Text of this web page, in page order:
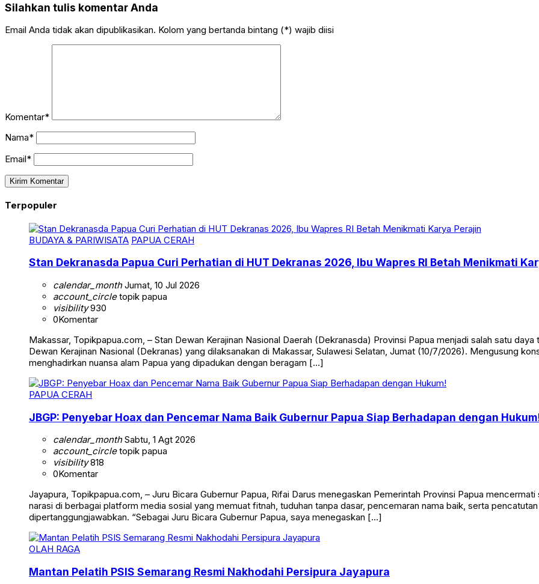
Silahkan tulis komentar Anda
Email Anda tidak akan dipublikasikan. Kolom yang bertanda bintang (*) wajib diisi
Komentar*
Nama*
Email*
Terpopuler
BUDAYA & PARIWISATA PAPUA CERAH
Stan Dekranasda Papua Curi Perhatian di HUT Dekranas 2026, Ibu Wapres RI Betah Menikmati
calendar_monthJumat, 10 Jul 2026
account_circletopik papua
visibility930
0Komentar
Makassar, Topikpapua.com, – Stan Dewan Kerajinan Nasional Daerah (Dekranasda) Provinsi Papua menjadi salah satu
Dewan Kerajinan Nasional (Dekranas) yang dilaksanakan di Makassar, Sulawesi Selatan, Jumat (10/7/2026). Mengusung
menghadirkan nuansa alam Papua yang dipadukan dengan beragam […]
PAPUA CERAH
JBGP: Penyebar Hoax dan Pencemar Nama Baik Gubernur Papua Siap Berhadapan dengan
calendar_monthSabtu, 1 Agt 2026
account_circletopik papua
visibility818
0Komentar
Jayapura, Topikpapua.com, – Juru Bicara Gubernur Papua, Rifai Darus menegaskan Pemerintah Provinsi Papua
narasi di berbagai platform media sosial yang memuat fitnah, tuduhan tanpa dasar, pencemaran nama baik, serta
dipertanggungjawabkan. “Sebagai Juru Bicara Gubernur Papua, saya menegaskan […]
OLAH RAGA
Mantan Pelatih PSIS Semarang Resmi Nakhodahi Persipura Jayapura